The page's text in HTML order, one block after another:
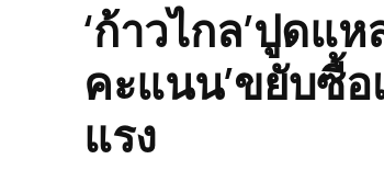
‘ก้าวไกล’ปูดแ
คะแนน’ขยับซื้อ
แรง